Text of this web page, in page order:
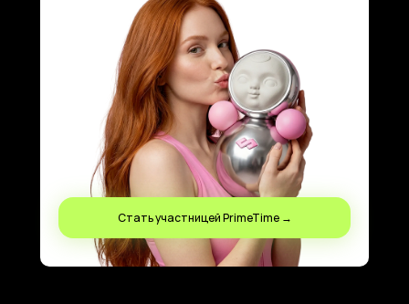
Стать участницей PrimeTime →